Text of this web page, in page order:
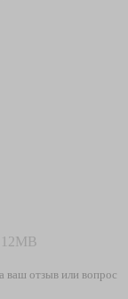
ваш отзыв или вопрос